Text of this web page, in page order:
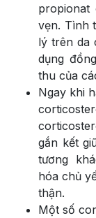
vẹn. Tình
lý trên da
dụng
thu của
Ngay khi
gắn kết
tương
hóa chủ
thận.
Một số